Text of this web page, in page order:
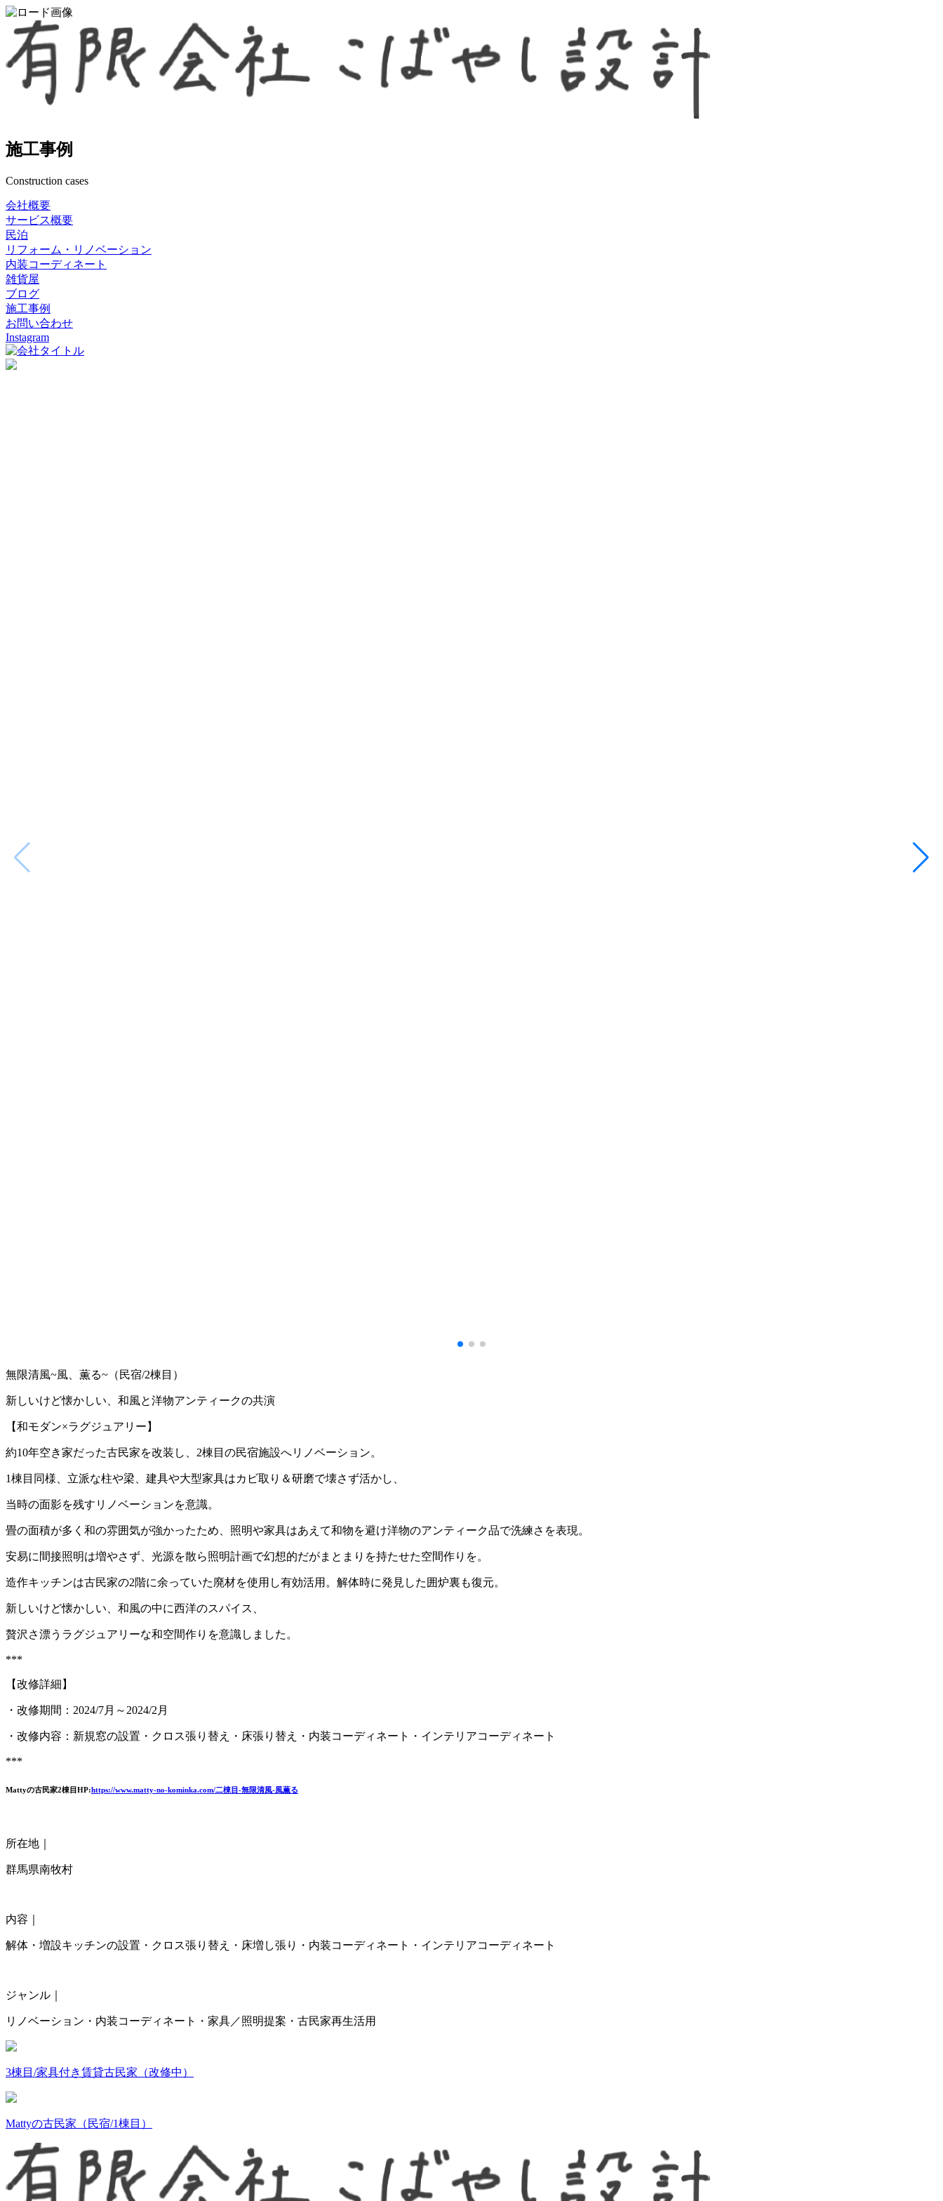
施工事例
Construction cases
会社概要
サービス概要
民泊
リフォーム・リノベーション
内装コーディネート
雑貨屋
ブログ
施工事例
お問い合わせ
Instagram
無限清風~風、薫る~（民宿/2棟目）
新しいけど懐かしい、和風と洋物アンティークの共演
【和モダン×ラグジュアリー】
約10年空き家だった古民家を改装し、2棟目の民宿施設へリノベーション。
1棟目同様、立派な柱や梁、建具や大型家具はカビ取り＆研磨で壊さず活かし、
当時の面影を残すリノベーションを意識。
畳の面積が多く和の雰囲気が強かったため、照明や家具はあえて和物を避け洋物のアンティーク品で洗練さを表現。
安易に間接照明は増やさず、光源を散ら照明計画で幻想的だがまとまりを持たせた空間作りを。
造作キッチンは古民家の2階に余っていた廃材を使用し有効活用。解体時に発見した囲炉裏も復元。
新しいけど懐かしい、和風の中に西洋のスパイス、
贅沢さ漂うラグジュアリーな和空間作りを意識しました。
***
【改修詳細】
・改修期間：2024/7月～2024/2月
・改修内容：新規窓の設置・クロス張り替え・床張り替え・内装コーディネート・インテリアコーディネート
***
Mattyの古民家2棟目HP:https://www.matty-no-kominka.com/二棟目-無限清風-風薫る
所在地｜
群馬県南牧村
内容｜
解体・増設キッチンの設置・クロス張り替え・床増し張り・内装コーディネート・インテリアコーディネート
ジャンル｜
リノベーション・内装コーディネート・家具／照明提案・古民家再生活用
3棟目/家具付き賃貸古民家（改修中）
Mattyの古民家（民宿/1棟目）